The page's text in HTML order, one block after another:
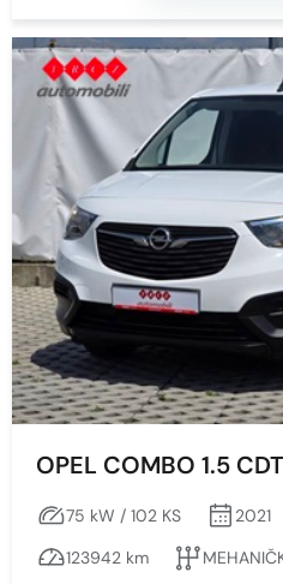
OPEL COMBO 1.5
75 kW / 102 KS 2021
123942 km